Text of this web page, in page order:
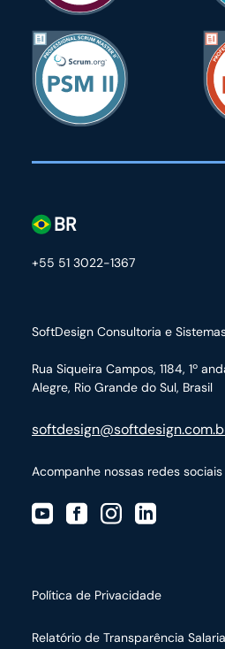
SoftDesign Consultoria e
Rua Siqueira Campos, 1184, 1º
Alegre, Rio Grande do Sul, Brasil
BR
+55 51 3022-1367
Acompanhe nossas redes sociais
Política de Privacidade
Relatório de Transparência